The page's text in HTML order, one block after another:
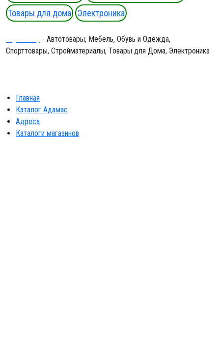
Товары для дома
Электроника
- Автотовары, Мебель, Обувь и Одежда,
Спорттовары, Стройматериалы, Товары для Дома, Электроника
Главная
Каталог Адамас
Адреса
Каталоги магазинов